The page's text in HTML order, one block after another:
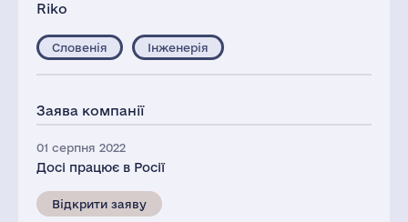
Riko
Словенія Інженерія
Заява компанії
01 серпня 2022
Досі працює в Росії
Відкрити заяву